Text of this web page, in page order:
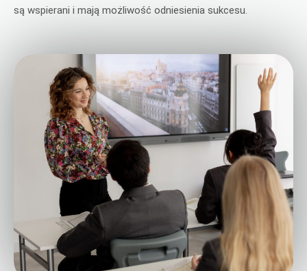
są wspierani i mają możliwość odniesienia sukcesu.